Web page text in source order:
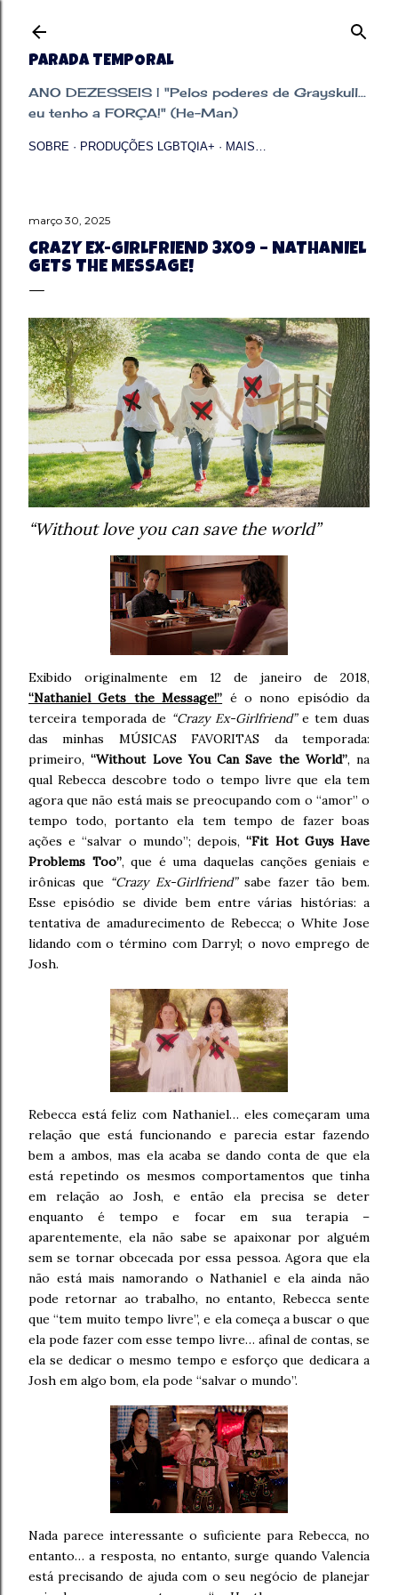
PARADA TEMPORAL
ANO DEZESSEIS | "Pelos poderes de Grayskull...
eu tenho a FORÇA!" (He-Man)
SOBRE PRODUÇÕES LGBTQIA+ MAIS…
março 30, 2025
CRAZY EX-GIRLFRIEND 3X09 – NATHANIEL
GETS THE MESSAGE!
“Without love you can save the world”
Exibido originalmente em 12 de janeiro de 2018,
“Nathaniel Gets the Message!” é o nono episódio da
terceira temporada de “Crazy Ex-Girlfriend”e tem duas
das minhas MÚSICAS FAVORITAS da temporada:
primeiro,“Without Love You Can Save the World”, na
qual Rebecca descobre todo o tempo livre que ela tem
agora que não está mais se preocupando com o “amor” o
tempo todo, portanto ela tem tempo de fazer boas
ações e “salvar o mundo”; depois,“Fit Hot Guys Have
Problems Too”, que é uma daquelas canções geniais e
irônicas que “Crazy Ex-Girlfriend”sabe fazer tão bem.
Esse episódio se divide bem entre várias histórias: a
tentativa de amadurecimento de Rebecca; o White Jose
lidando com o término com Darryl; o novo emprego de
Josh.
Rebecca está feliz com Nathaniel… eles começaram uma
relação que está funcionando e parecia estar fazendo
bem a ambos, mas ela acaba se dando conta de que ela
está repetindo os mesmos comportamentos que tinha
em relação ao Josh, e então ela precisa se deter
enquanto é tempo e focar em sua terapia –
aparentemente, ela não sabe se apaixonar por alguém
sem se tornar obcecada por essa pessoa. Agora que ela
não está mais namorando o Nathaniel e ela ainda não
pode retornar ao trabalho, no entanto, Rebecca sente
que “tem muito tempo livre”, e ela começa a buscar o que
ela pode fazer com esse tempo livre… afinal de contas, se
ela se dedicar o mesmo tempo e esforço que dedicara a
Josh em algo bom, ela pode “salvar o mundo”.
Nada parece interessante o suficiente para Rebecca, no
entanto… a resposta, no entanto, surge quando Valencia
está precisando de ajuda com o seu negócio de planejar